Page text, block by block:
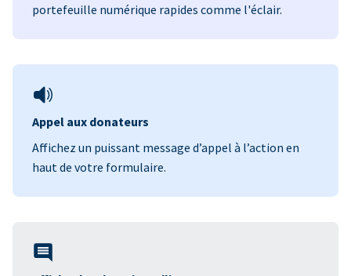
portefeuille numérique rapides comme l'éclair.
Appel aux donateurs
Affichez un puissant message d’appel à l’action en
haut de votre formulaire.